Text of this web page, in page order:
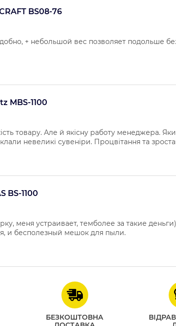
BS08-76
+ небольшой вес позволяет подольше
MBS-1100
товару. Але й якісну работу менеджера.
невеликі сувеніри. Процвітання та
BS-1100
меня устраивает, темболее за такие деньги)
и бесполезный мешок для пыли.
БЕЗКОШТОВНА